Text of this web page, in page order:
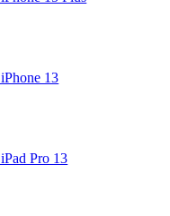
iPhone 13
iPad Pro 13